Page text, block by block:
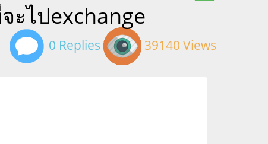
ะไปexchange
0 Replies 39140 Views